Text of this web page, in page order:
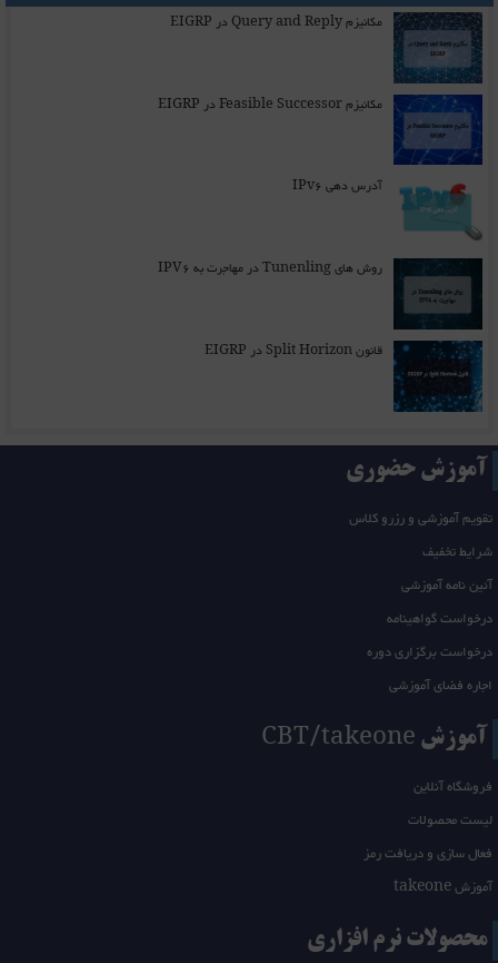
مکانیزم Query and Reply در EIGRP
مکانیزم Feasible Successor در EIGRP
آدرس دهی IPv6
روش های Tunenling در مهاجرت به IPV6
قانون Split Horizon در EIGRP
آموزش حضوری
تقویم آموزشی و رزرو کلاس
شرایط تخفیف
آئین نامه آموزشی
درخواست گواهینامه
درخواست برگزاری دوره
اجاره فضای آموزشی
آموزش CBT/takeone
فروشگاه آنلاین
لیست محصولات
فعال سازی و دریافت رمز
آموزش takeone
محصولات نرم افزاری